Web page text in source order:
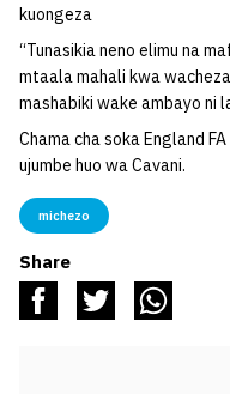
kuongeza
“Tunasikia neno elimu na
mtaala mahali kwa
mashabiki wake ambayo ni
Chama cha soka England
ujumbe huo wa Cavani.
michezo
Share